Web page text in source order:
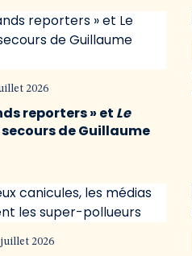
2026
reporters » et Le
de Guillaume
2026